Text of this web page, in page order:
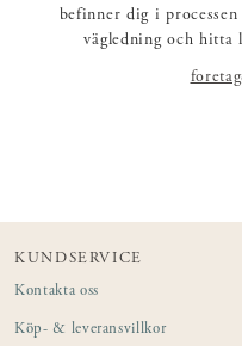
befinner dig i
vägledning och hitta
KUNDSERVICE
Kontakta oss
Köp- & leveransvillkor